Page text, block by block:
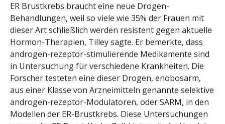
ER Brustkrebs braucht eine neue Drogen-
Behandlungen, weil so viele wie 35% der Frauen mit
dieser Art schließlich werden resistent gegen aktuelle
Hormon-Therapien, Tilley sagte. Er bemerkte, dass
androgen-rezeptor-stimulierende Medikamente sind
in Untersuchung für verschiedene Krankheiten. Die
Forscher testeten eine dieser Drogen, enobosarm,
aus einer Klasse von Arzneimitteln genannte selektive
androgen-rezeptor-Modulatoren, oder SARM, in den
Modellen der ER-Brustkrebs. Diese Untersuchungen